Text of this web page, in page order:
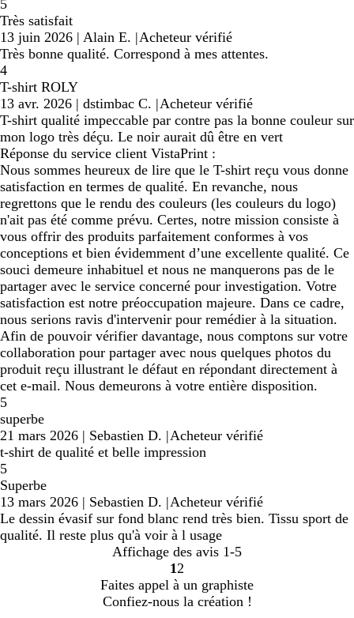
5
Très satisfait
13 juin 2026 | Alain E. |Acheteur vérifié
Très bonne qualité. Correspond à mes attentes.
4
T-shirt ROLY
13 avr. 2026 | dstimbac C. |Acheteur vérifié
T-shirt qualité impeccable par contre pas la bonne couleur sur
mon logo très déçu. Le noir aurait dû être en vert
Réponse du service client VistaPrint :
Nous sommes heureux de lire que le T-shirt reçu vous donne
satisfaction en termes de qualité. En revanche, nous
regrettons que le rendu des couleurs (les couleurs du logo)
n'ait pas été comme prévu. Certes, notre mission consiste à
vous offrir des produits parfaitement conformes à vos
conceptions et bien évidemment d’une excellente qualité. Ce
souci demeure inhabituel et nous ne manquerons pas de le
partager avec le service concerné pour investigation. Votre
satisfaction est notre préoccupation majeure. Dans ce cadre,
nous serions ravis d'intervenir pour remédier à la situation.
Afin de pouvoir vérifier davantage, nous comptons sur votre
collaboration pour partager avec nous quelques photos du
produit reçu illustrant le défaut en répondant directement à
cet e-mail. Nous demeurons à votre entière disposition.
5
superbe
21 mars 2026 | Sebastien D. |Acheteur vérifié
t-shirt de qualité et belle impression
5
Superbe
13 mars 2026 | Sebastien D. |Acheteur vérifié
Le dessin évasif sur fond blanc rend très bien. Tissu sport de
qualité. Il reste plus qu'à voir à l usage
Affichage des avis 1-5
aller
à
la
1 aller
à
la
2
Faites appel à un graphiste
Confiez-nous la création !